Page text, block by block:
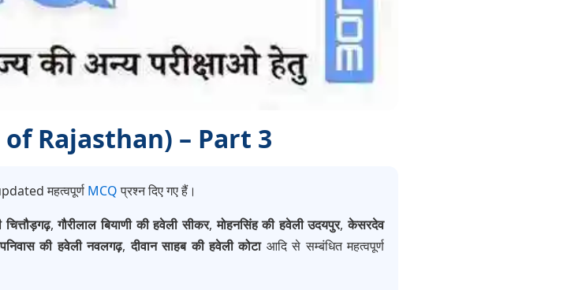
of Rajasthan) – Part 3
महत्वपूर्ण MCQप्रश्न दिए गए हैं।
,गौरीलाल बियाणी की हवेली सीकर,मोहनसिंह की हवेली उदयपुर,केसरदेव
की हवेली नवलगढ़,दीवान साहब की हवेली कोटाआदि से सम्बंधित महत्वपूर्ण